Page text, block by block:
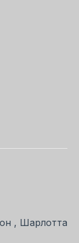
, Шарлотта